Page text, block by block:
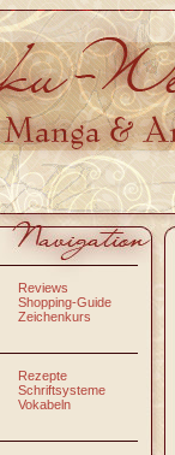
Reviews
Shopping-Guide
Zeichenkurs
Rezepte
Schriftsysteme
Vokabeln